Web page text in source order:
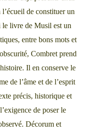
de constituer un
le livre de Musil est un
entre bons mots et
Combret prend
Il en conserve le
de l’âme et de l’esprit
précis, historique et
de poser le
Décorum et